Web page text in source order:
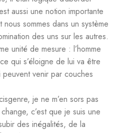
aussi une notion importante
sommes dans un système
des uns sur les autres.
unité de mesure : l’homme
qui s’éloigne de lui va être
venir par couches
je ne m’en sors pas
c’est que je suis une
des inégalités, de la